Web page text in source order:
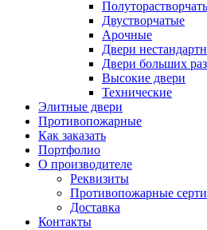
Двустворчатые
Арочные
Двери
Двери больших
Высокие двери
Технические
Элитные двери
Противопожарные
Как заказать
Портфолио
О производителе
Реквизиты
Противопожарные
Доставка
Контакты